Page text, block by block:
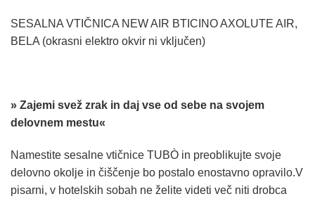
SESALNA VTIČNICA NEW AIR BTICINO AXOLUTE AIR,
BELA (okrasni elektro okvir ni vključen)
» Zajemi svež zrak in daj vse od sebe na svojem
delovnem mestu«
Namestite sesalne vtičnice TUBÒ in preoblikujte svoje
delovno okolje in čiščenje bo postalo enostavno opravilo.V
pisarni, v hotelskih sobah ne želite videti več niti drobca